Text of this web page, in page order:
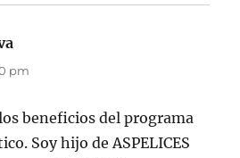
pm
beneficios del programa
Soy hijo de ASPELICES